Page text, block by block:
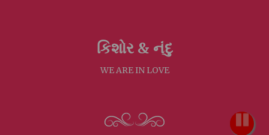
કિશોર & નંદુ
WE ARE IN LOVE